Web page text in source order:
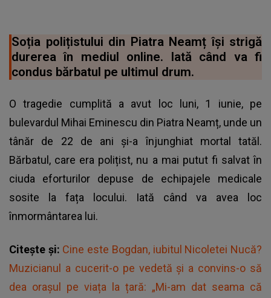
Soția polițistului din Piatra Neamț își strigă
durerea în mediul online. Iată când va fi
condus bărbatul pe ultimul drum.
O tragedie cumplită a avut loc luni, 1 iunie, pe
bulevardul Mihai Eminescu din Piatra Neamț, unde un
tânăr de 22 de ani și-a înjunghiat mortal tatăl.
Bărbatul, care era polițist, nu a mai putut fi salvat în
ciuda eforturilor depuse de echipajele medicale
sosite la fața locului. Iată când va avea loc
înmormântarea lui.
Citește și: Cine este Bogdan, iubitul Nicoletei Nucă?
Muzicianul a cucerit-o pe vedetă și a convins-o să
dea orașul pe viața la țară: „Mi-am dat seama că